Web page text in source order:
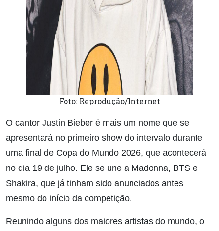
Foto: Reprodução/Internet
O cantor Justin Bieber é mais um nome que se
apresentará no primeiro show do intervalo durante
uma final de Copa do Mundo 2026, que acontecerá
no dia 19 de julho. Ele se une a Madonna, BTS e
Shakira, que já tinham sido anunciados antes
mesmo do início da competição.
Reunindo alguns dos maiores artistas do mundo, o